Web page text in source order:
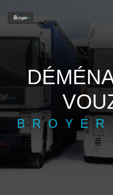
Panneau de gestion des